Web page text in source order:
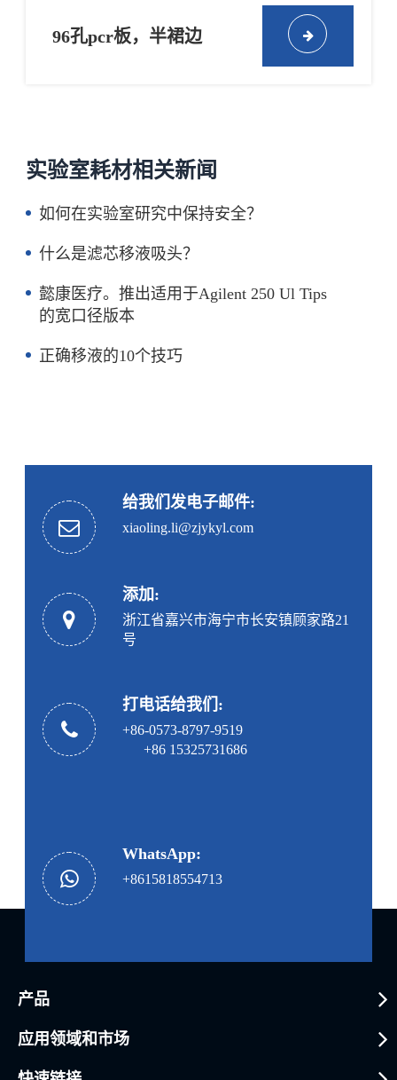
96孔pcr板，半裙边
实验室耗材相关新闻
如何在实验室研究中保持安全？
什么是滤芯移液吸头？
懿康医疗。推出适用于Agilent 250 Ul Tips
的宽口径版本
正确移液的10个技巧
给我们发电子邮件:
xiaoling.li@zjykyl.com
添加:
浙江省嘉兴市海宁市长安镇顾家路21
号
打电话给我们:
+86-0573-8797-9519
+86 15325731686
WhatsApp:
+8615818554713
产品
应用领域和市场